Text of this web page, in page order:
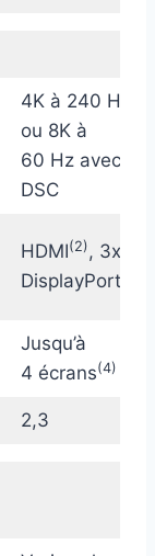
4K à 240 Hz
ou 8K à
60 Hz avec
DSC
HDMI(2), 3x
DisplayPort
Jusqu’à
4 écrans(4)
2,3